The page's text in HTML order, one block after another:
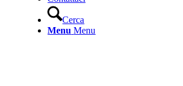
Cerca
Menu Menu